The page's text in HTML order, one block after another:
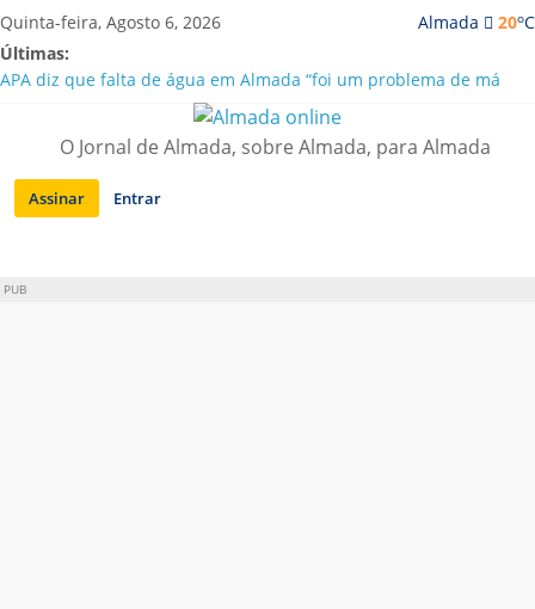
Saltar
para
conteúdo
Almada 20oC
Quinta-feira, Agosto 6, 2026
Últimas:
APA diz que falta de água em Almada “foi um problema de má
Laranjeiro | Cultura pop asiática invade a Casa Amarela
Ponte 25 de Abril celebra 60 anos com programa cultural entre
Lisboa e Almada
Situação de alerta em Almada renovada até final de Agosto
O Jornal de Almada, sobre Almada, para Almada
Assinar Entrar
PUB